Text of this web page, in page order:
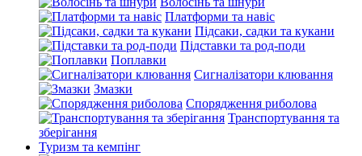
Платформи та навіс
Підсаки, садки та кукани
Підставки та род-поди
Поплавки
Сигналізатори клювання
Змазки
Спорядження риболова
Транспортування та
зберігання
Туризм та кемпінг